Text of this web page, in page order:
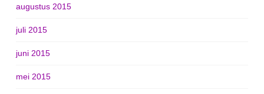
augustus 2015
juli 2015
juni 2015
mei 2015